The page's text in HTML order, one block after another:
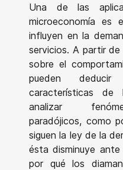
Una de las
microeconomía es
influyen en la
servicios. A partir de
sobre el
pueden
características
analizar
paradójicos, como
siguen la ley de la
ésta disminuye
por qué los